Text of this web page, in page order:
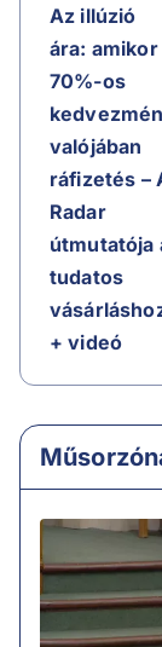
Az illúzió
ára: amikor
70%-os
valójában
ráfizetés –
Radar
útmutatója
tudatos
+ videó